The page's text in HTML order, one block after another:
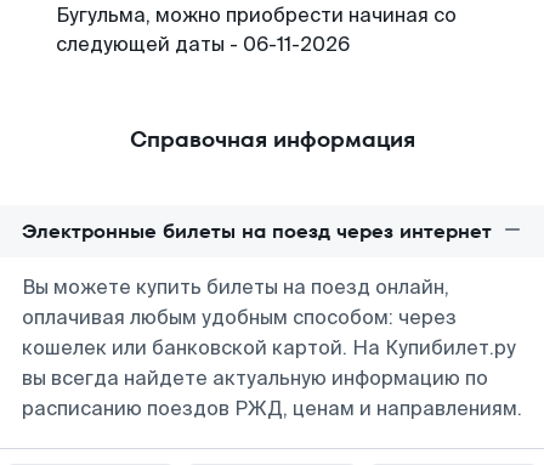
Бугульма, можно приобрести начиная со
следующей даты - 06-11-2026
Справочная информация
Электронные билеты на поезд через интернет
Вы можете купить билеты на поезд онлайн,
оплачивая любым удобным способом: через
кошелек или банковской картой. На Купибилет.ру
вы всегда найдете актуальную информацию по
расписанию поездов РЖД, ценам и направлениям.